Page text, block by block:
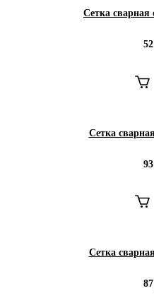
Сетка сварная
52
Сетка
93
Сетка
87